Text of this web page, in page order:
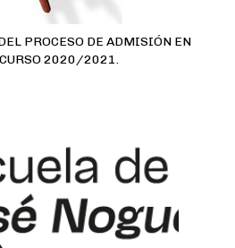
PROCESO DE ADMISIÓN EN
CURSO 2020/2021.